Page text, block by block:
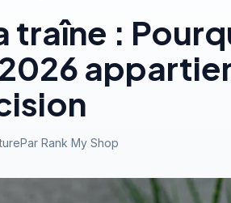
traîne :
Par Rank My Shop